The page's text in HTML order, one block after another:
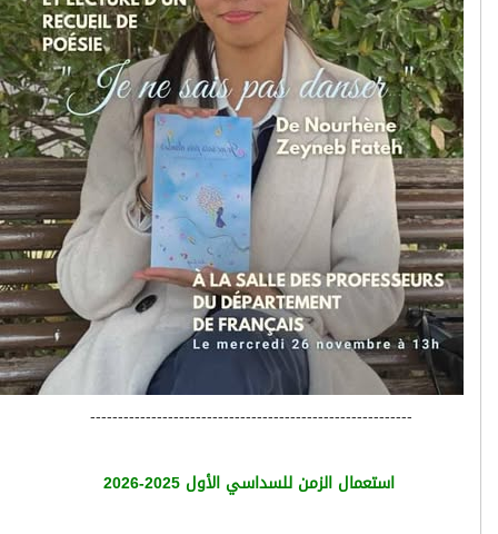
----------------------------------------------------------
استعمال الزمن للسداسي الأول 2025-2026